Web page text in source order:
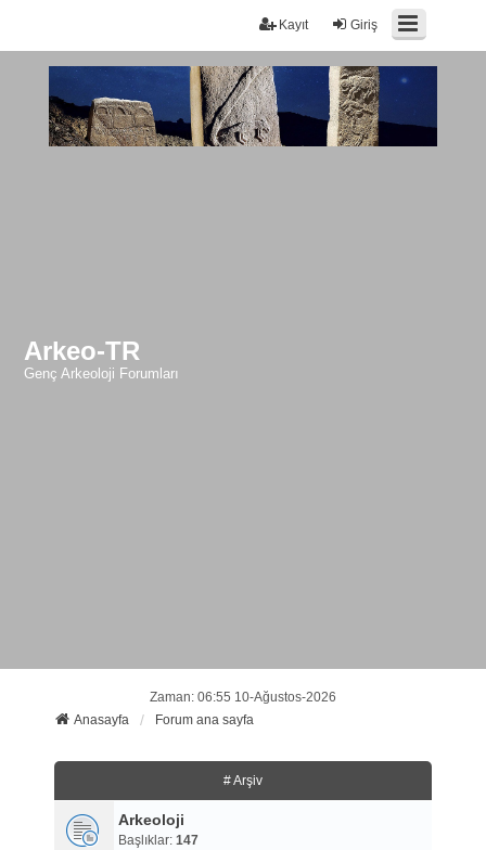
Giriş
Kayıt
Arkeo-TR
Genç Arkeoloji Forumları
Zaman: 06:55 10-Ağustos-2026
Anasayfa
Forum ana sayfa
# Arşiv
Arkeoloji
Başlıklar: 147